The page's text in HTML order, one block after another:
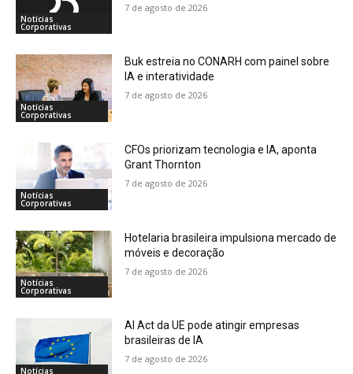
Notícias
Corporativas
7 de agosto de 2026
Notícias
Corporativas
Buk estreia no CONARH com painel sobre
IA e interatividade
7 de agosto de 2026
Notícias
Corporativas
CFOs priorizam tecnologia e IA, aponta
Grant Thornton
7 de agosto de 2026
Notícias
Corporativas
Hotelaria brasileira impulsiona mercado de
móveis e decoração
7 de agosto de 2026
Notícias
AI Act da UE pode atingir empresas
brasileiras de IA
7 de agosto de 2026